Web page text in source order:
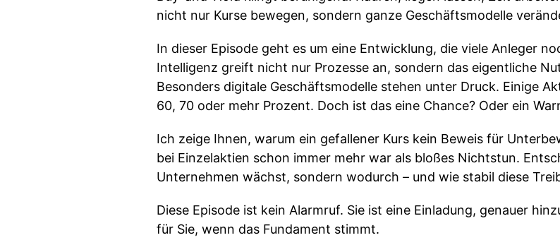
nicht nur Kurse bewegen, sondern ganze Geschäftsmodelle
In dieser Episode geht es um eine Entwicklung, die viele Anleger
Intelligenz greift nicht nur Prozesse an, sondern das eigentliche
Besonders digitale Geschäftsmodelle stehen unter Druck. Einige
60, 70 oder mehr Prozent. Doch ist das eine Chance? Oder ein
Ich zeige Ihnen, warum ein gefallener Kurs kein Beweis für
bei Einzelaktien schon immer mehr war als bloßes Nichtstun.
Unternehmen wächst, sondern wodurch – und wie stabil diese
Diese Episode ist kein Alarmruf. Sie ist eine Einladung, genauer
für Sie, wenn das Fundament stimmt.